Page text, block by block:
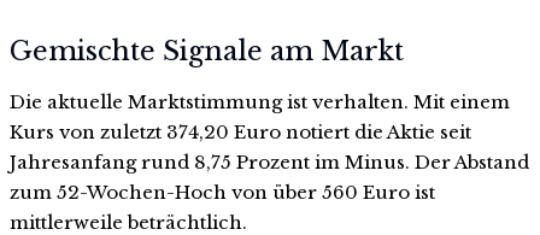
Gemischte Signale am Markt
Die aktuelle Marktstimmung ist verhalten. Mit einem
Kurs von zuletzt 374,20 Euro notiert die Aktie seit
Jahresanfang rund 8,75 Prozent im Minus. Der Abstand
zum 52-Wochen-Hoch von über 560 Euro ist
mittlerweile beträchtlich.